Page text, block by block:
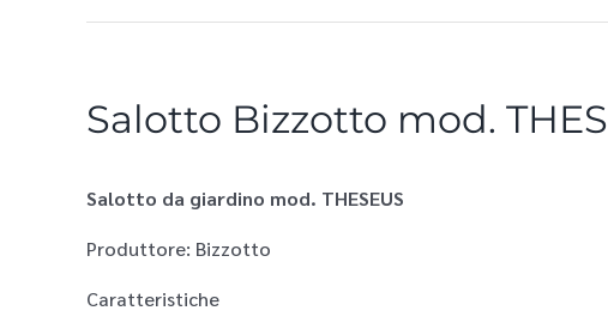
Salotto Bizzotto mod.
Salotto da giardino mod. THESEUS
Produttore: Bizzotto
Caratteristiche